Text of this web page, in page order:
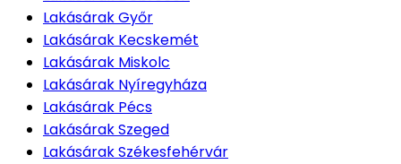
LakásárakGyőr
Lakásárak Kecskemét
Lakásárak Miskolc
Lakásárak Nyíregyháza
Lakásárak Pécs
LakásárakSzeged
LakásárakSzékesfehérvár